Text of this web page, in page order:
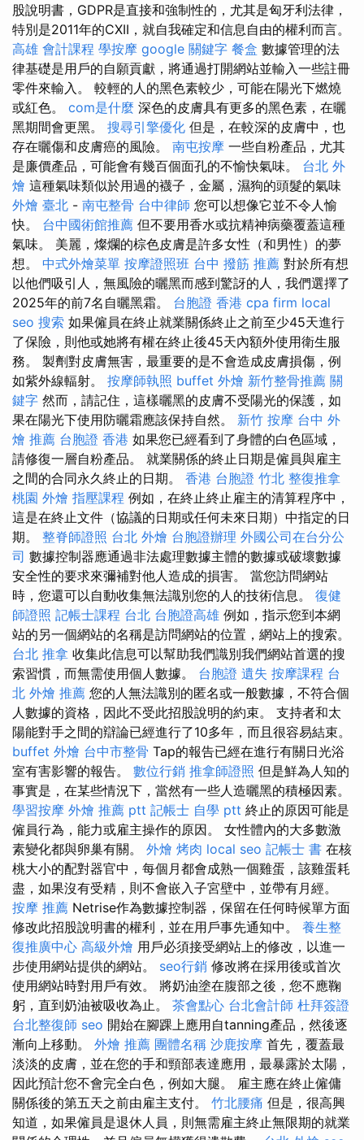
股說明書，GDPR是直接和強制性的，尤其是匈牙利法律，
特別是2011年的CXII，就自我確定和信息自由的權利而言。
高雄 會計課程 學按摩 google 關鍵字 餐盒 數據管理的法
律基礎是用戶的自願貢獻，將通過打開網站並輸入一些註冊
零件來輸入。 較輕的人的黑色素較少，可能在陽光下燃燒
或紅色。 com是什麼 深色的皮膚具有更多的黑色素，在曬
黑期間會更黑。 搜尋引擎優化 但是，在較深的皮膚中，也
存在曬傷和皮膚癌的風險。 南屯按摩 一些自粉產品，尤其
是廉價產品，可能會有幾百個面孔的不愉快氣味。 台北 外
燴 這種氣味類似於用過的襪子，金屬，濕狗的頭髮的氣味
外燴 臺北 - 南屯整骨 台中律師 您可以想像它並不令人愉
快。 台中國術館推薦 但不要用香水或抗精神病藥覆蓋這種
氣味。 美麗，燦爛的棕色皮膚是許多女性（和男性）的夢
想。 中式外燴菜單 按摩證照班 台中 撥筋 推薦 對於所有想
以他們吸引人，無風險的曬黑而感到驚訝的人，我們選擇了
2025年的前7名自曬黑霜。 台胞證 香港 cpa firm local
seo 搜索 如果僱員在終止就業關係終止之前至少45天進行
了保險，則他或她將有權在終止後45天內額外使用衛生服
務。 製劑對皮膚無害，最重要的是不會造成皮膚損傷，例
如紫外線輻射。 按摩師執照 buffet 外燴 新竹整骨推薦 關
鍵字 然而，請記住，這樣曬黑的皮膚不受陽光的保護，如
果在陽光下使用防曬霜應該保持自然。 新竹 按摩 台中 外
燴 推薦 台胞證 香港 如果您已經看到了身體的白色區域，
請修復一層自粉產品。 就業關係的終止日期是僱員與雇主
之間的合同永久終止的日期。 香港 台胞證 竹北 整復推拿
桃園 外燴 指壓課程 例如，在終止終止雇主的清算程序中，
這是在終止文件（協議的日期或任何未來日期）中指定的日
期。 整脊師證照 台北 外燴 台胞證辦理 外國公司在台分公
司 數據控制器應通過非法處理數據主體的數據或破壞數據
安全性的要求來彌補對他人造成的損害。 當您訪問網站
時，您還可以自動收集無法識別您的人的技術信息。 復健
師證照 記帳士課程 台北 台胞證高雄 例如，指示您到本網
站的另一個網站的名稱是訪問網站的位置，網站上的搜索。
台北 推拿 收集此信息可以幫助我們識別我們網站首選的搜
索習慣，而無需使用個人數據。 台胞證 遺失 按摩課程 台
北 外燴 推薦 您的人無法識別的匿名或一般數據，不符合個
人數據的資格，因此不受此招股說明的約束。 支持者和太
陽能對手之間的辯論已經進行了10多年，而且很容易結束。
buffet 外燴 台中市整骨 Tap的報告已經在進行有關日光浴
室有害影響的報告。 數位行銷 推拿師證照 但是鮮為人知的
事實是，在某些情況下，當然有一些人造曬黑的積極因素。
學習按摩 外燴 推薦 ptt 記帳士 自學 ptt 終止的原因可能是
僱員行為，能力或雇主操作的原因。 女性體內的大多數激
素變化都與卵巢有關。 外燴 烤肉 local seo 記帳士 書 在核
桃大小的配對器官中，每個月都會成熟一個雞蛋，該雞蛋耗
盡，如果沒有受精，則不會嵌入子宮壁中，並帶有月經。
按摩 推薦 Netrise作為數據控制器，保留在任何時候單方面
修改此招股說明書的權利，並在用戶事先通知中。 養生整
復推廣中心 高級外燴 用戶必須接受網站上的修改，以進一
步使用網站提供的網站。 seo行銷 修改將在採用後或首次
使用網站時對用戶有效。 將奶油塗在腹部之後，您不應鞠
躬，直到奶油被吸收為止。 茶會點心 台北會計師 杜拜簽證
台北整復師 seo 開始在腳踝上應用自tanning產品，然後逐
漸向上移動。 外燴 推薦 團體名稱 沙鹿按摩 首先，覆蓋最
淡淡的皮膚，並在您的手和頸部表達應用，最暴露於太陽，
因此預計您不會完全白色，例如大腿。 雇主應在終止僱傭
關係後的第五天之前由雇主支付。 竹北腰痛 但是，很高興
知道，如果僱員是退休人員，則無需雇主終止無限期的就業